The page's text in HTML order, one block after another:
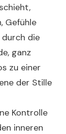
Gefühle
durch die
ganz
zu einer
der Stille
Kontrolle
inneren